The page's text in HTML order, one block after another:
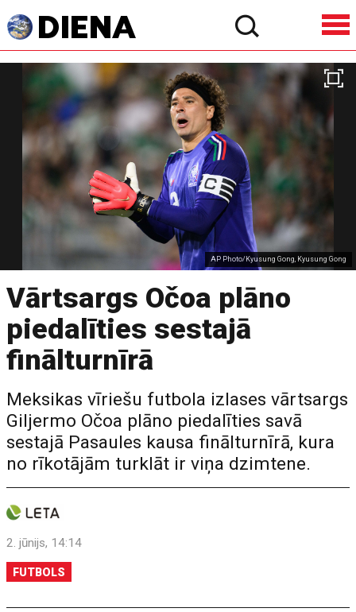
AP Photo/Kyusung Gong, Kyusung Gong
Vārtsargs Očoa plāno
piedalīties sestajā
finālturnīrā
Meksikas vīriešu futbola izlases vārtsargs
Giljermo Očoa plāno piedalīties savā
sestajā Pasaules kausa finālturnīrā, kura
no rīkotājām turklāt ir viņa dzimtene.
2. jūnijs, 14:14
FUTBOLS